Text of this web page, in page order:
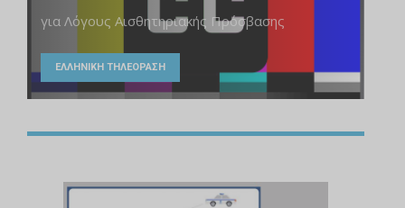
για Λόγους Αισθητηριακής Πρόσβασης
ΕΛΛΗΝΙΚΗ ΤΗΛΕΟΡΑΣΗ